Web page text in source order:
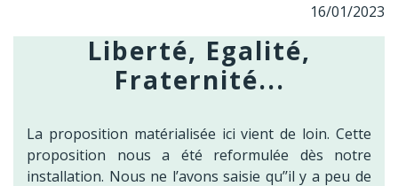
16/01/2023
Liberté, Egalité,
Fraternité...
La proposition matérialisée ici vient de loin. Cette
proposition nous a été reformulée dès notre
installation. Nous ne l’avons saisie qu’’il y a peu de